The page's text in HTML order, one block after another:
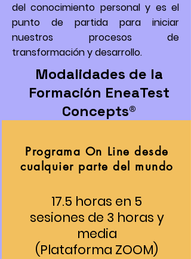
del conocimiento personal y es el
punto de partida para iniciar
nuestros procesos de
transformación y desarrollo.
Modalidades de la
Formación EneaTest
Concepts®
Programa On Line desde
cualquier parte del mundo
17.5 horas en 5
sesiones de 3 horas y
media
(Plataforma ZOOM)